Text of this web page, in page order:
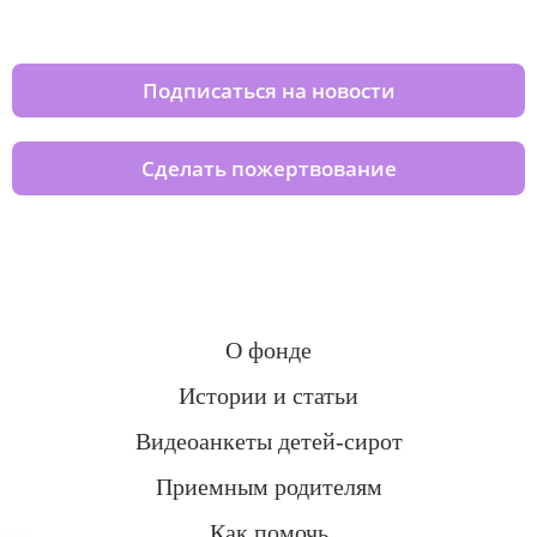
Подписаться на новости
Сделать пожертвование
О фонде
Истории и статьи
Видеоанкеты детей-сирот
Приемным родителям